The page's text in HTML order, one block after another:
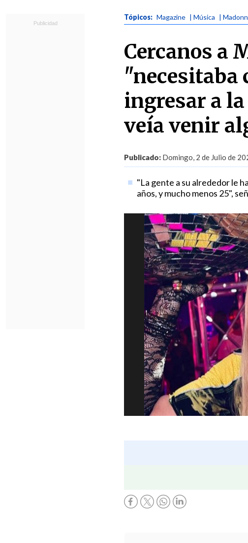
Tópicos: Magazine | Música |
Cercanos a
"necesitaba
ingresar a
veía venir
Publicado: Domingo, 2 de Julio de
"La gente a su alrededor le
años, y mucho menos 25",